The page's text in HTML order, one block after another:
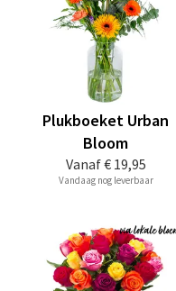
Vanaf€ 19,95
Plukboeket Urban
Bloom
Vandaag nog leverbaar